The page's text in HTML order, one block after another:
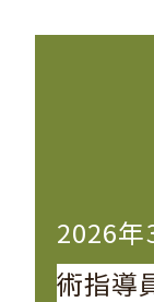
2026年
術指